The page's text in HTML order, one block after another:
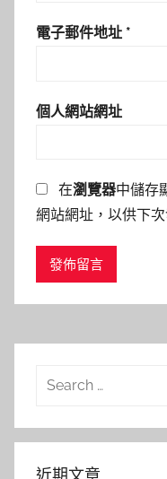
電子郵件地址 *
個人網站網址
在瀏覽器中儲存
網站網址，以供下
Search